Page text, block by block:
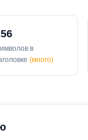
в
(много)